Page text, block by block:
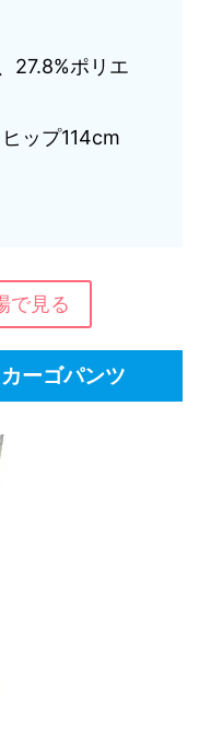
27.8%ポリエ
ップ114cm
で見る
ーゴパンツ